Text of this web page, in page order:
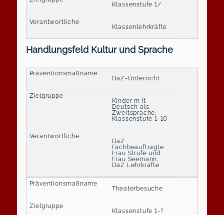
Klassenstufe 1/
Klassenlehrkräfte
Handlungsfeld Kultur und Sprache
DaZ-Unterricht
Kinder m it
Deutsch als
Zweitsprache,
Klassenstufe 1-10
DaZ
Fachbeauftragte
Frau Strufe und
Frau Seemann,
DaZ Lehrkräfte
Theaterbesuche
Klassenstufe 1-?